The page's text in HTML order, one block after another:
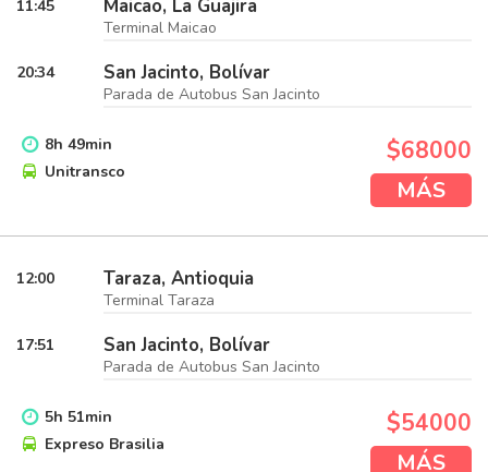
11:45 Maicao, La Guajira
Terminal Maicao
20:34 San Jacinto, Bolívar
Parada de Autobus San Jacinto
8h 49min
Unitransco
$68000
MÁS
12:00 Taraza, Antioquia
Terminal Taraza
17:51 San Jacinto, Bolívar
Parada de Autobus San Jacinto
5h 51min
Expreso Brasilia
$54000
MÁS